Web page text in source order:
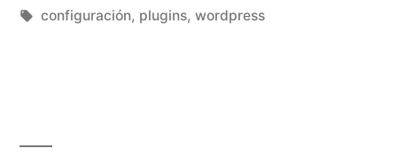
por
Etiquetas:
configuración, plugins, wordpress